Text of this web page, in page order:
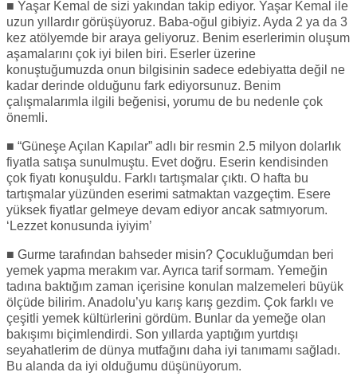
■ Yaşar Kemal de sizi yakından takip ediyor. Yaşar Kemal ile
uzun yıllardır görüşüyoruz. Baba-oğul gibiyiz. Ayda 2 ya da 3
kez atölyemde bir araya geliyoruz. Benim eserlerimin oluşum
aşamalarını çok iyi bilen biri. Eserler üzerine
konuştuğumuzda onun bilgisinin sadece edebiyatta değil ne
kadar derinde olduğunu fark ediyorsunuz. Benim
çalışmalarımla ilgili beğenisi, yorumu de bu nedenle çok
önemli.
■ “Güneşe Açılan Kapılar” adlı bir resmin 2.5 milyon dolarlık
fiyatla satışa sunulmuştu. Evet doğru. Eserin kendisinden
çok fiyatı konuşuldu. Farklı tartışmalar çıktı. O hafta bu
tartışmalar yüzünden eserimi satmaktan vazgeçtim. Esere
yüksek fiyatlar gelmeye devam ediyor ancak satmıyorum.
‘Lezzet konusunda iyiyim’
■ Gurme tarafından bahseder misin? Çocukluğumdan beri
yemek yapma merakım var. Ayrıca tarif sormam. Yemeğin
tadına baktığım zaman içerisine konulan malzemeleri büyük
ölçüde bilirim. Anadolu’yu karış karış gezdim. Çok farklı ve
çeşitli yemek kültürlerini gördüm. Bunlar da yemeğe olan
bakışımı biçimlendirdi. Son yıllarda yaptığım yurtdışı
seyahatlerim de dünya mutfağını daha iyi tanımamı sağladı.
Bu alanda da iyi olduğumu düşünüyorum.